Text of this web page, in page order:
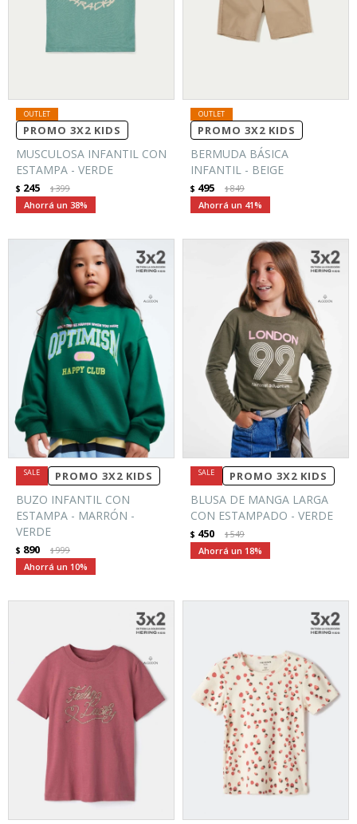
PROMO 3X2 KIDS
MUSCULOSA INFANTIL CON
ESTAMPA - VERDE
$ 245 $399
38
PROMO 3X2 KIDS
BERMUDA BÁSICA
INFANTIL - BEIGE
$ 495 $849
41
PROMO 3X2 KIDS
BUZO INFANTIL CON
ESTAMPA - MARRÓN -
VERDE
$ 890 $999
10
PROMO 3X2 KIDS
BLUSA DE MANGA LARGA
CON ESTAMPADO - VERDE
$ 450 $549
18